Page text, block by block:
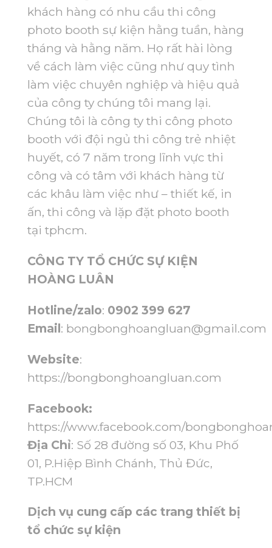
khách hàng có nhu cầu thi công
photo booth sự kiện hằng tuần, hàng
tháng và hằng năm. Họ rất hài lòng
về cách làm việc cũng như quy tình
làm việc chuyên nghiệp và hiệu quả
của công ty chúng tôi mang lại.
Chúng tôi là công ty thi công photo
booth với đội ngủ thi công trẻ nhiệt
huyết, có 7 năm trong lĩnh vực thi
công và có tâm với khách hàng từ
các khâu làm việc như – thiết kế, in
ấn, thi công và lặp đặt photo booth
tại tphcm.
CÔNG TY TỔ CHỨC SỰ KIỆN
HOÀNG LUÂN
Hotline/zalo: 0902 399 627
Email: bongbonghoangluan@gmail.com
Website:
https://bongbonghoangluan.com
Facebook:
https://www.facebook.com/
Địa Chỉ: Số 28 đường số 03, Khu Phố
01, P.Hiệp Bình Chánh, Thủ Đức,
TP.HCM
Dịch vụ cung cấp các trang thiết bị
tổ chức sự kiện